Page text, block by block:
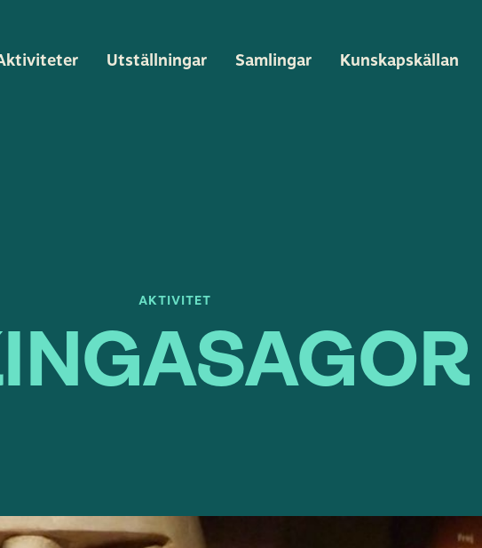
Utställningar Samlingar Kunskapskällan
AKTIVITET